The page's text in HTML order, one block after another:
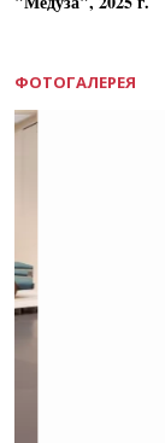
ФОТОГАЛЕРЕЯ